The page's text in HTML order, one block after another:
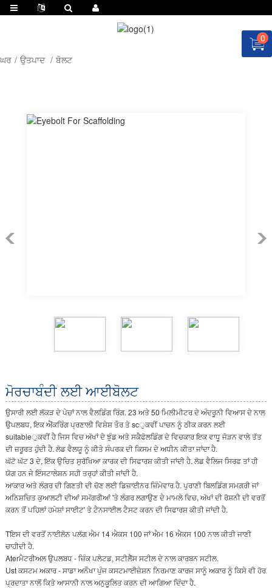
0
ਘਰ
ਉਤਪਾਦ ਬੋਲਟ
ਮੋਰਚਾਬੰਦੀ ਲਈ ਆਈਬੋਲਟ
ਉਸਾਰੀ ਲਈ ਲੱਕੜ ਦੇ ਪੇਚਾਂ ਨਾਲ ਵੈਲਡਿੰਗ ਰਿੰਗ. 23 ਅਤੇ 50 ਮਿਲੀਮੀਟਰ ਦੇ ਅੰਦਰੂਨੀ ਵਿਆਸ ਦੇ ਨਾਲ
ਉਪਲਬਧ, ਇਕ ਐਂਕਰਿੰਗ ਪ੍ਰਣਾਲੀ ਵਿਸ਼ੇਸ਼ ਤੌਰ ਤੇ scੁਕਵੀਂ ਪਾਚਨ ਨੂੰ ਠੀਕ ਕਰਨ ਲਈ
suitableੁਕਵੀਂ ਹੈ ਜਿਸ ਵਿਚ ਅੱਖਾਂ ਦੇ ਝੁੰਡ ਅਤੇ ਸਕੈਫੋਲਡਿੰਗ ਦੇ ਵਿਚਕਾਰ ਇਕ ਵਾਧੂ ਜੋੜਨ ਵਾਲੇ ਤੱਤ
ਦੀ ਜ਼ਰੂਰਤ ਹੁੰਦੀ ਹੈ. ਲੋਡ ਵੈਲਯੂ ਨੂੰ ਕੀਤੇ ਸੰਪਰਕ ਦੀ ਕਿਸਮ ਦੇ ਅਧੀਨ ਕੀਤਾ ਜਾਂਦਾ ਹੈ.
ਘੱਟੋ ਘੱਟ 3 ਦੇ, ਇੱਕ ਉਚਿਤ ਸੁਰੱਖਿਆ ਕਾਰਕ ਦੀ ਸਿਫਾਰਸ਼ ਕੀਤੀ ਜਾਂਦੀ ਹੈ. ਲੋਡ ਵੈਲਿਜ ਸਿਰਫ ਤਾਂ ਹੀ
ਯੋਗ ਹਨ ਜੇ ਇੰਸਟਾਲੇਸ਼ਨ ਸਹੀ ਤਰ੍ਹਾਂ ਕੀਤੀ ਜਾਂਦੀ ਹੈ.
ਆਕਾਰ ਅਤੇ ਲੰਗਰ ਦੀ ਗਿਣਤੀ ਦੀ ਚੋਣ ਲਈ ਡਿਜ਼ਾਈਨਰ ਜ਼ਿੰਮੇਵਾਰ ਹੈ. ਪੁਰਾਣੀ ਬਿਲਡਿੰਗ ਸਮਗਰੀ ਜਾਂ
ਅਨਿਸ਼ਚਿਤ ਕੁਆਲਟੀ ਦੀਆਂ ਸਮੱਗਰੀਆਂ 'ਤੇ ਲੰਗਰ ਲਗਾਉਣ ਦੇ ਮਾਮਲੇ ਵਿਚ, ਅੱਖਾਂ ਦੀ ਰੋਸ਼ਨੀ ਦੀ ਵਰਤੋਂ
ਕਰਨ ਤੋਂ ਪਹਿਲਾਂ ਹਮੇਸ਼ਾਂ ਸਾਈਟ' ਤੇ ਟੈਨਸਾਈਲ ਟੈਸਟ ਕਰਨ ਦੀ ਸਿਫਾਰਸ਼ ਕੀਤੀ ਜਾਂਦੀ ਹੈ.
Tਇਸ ਦੀ ਵਰਤੋਂ ਨਾਈਲੋਨ ਪਲੱਗ ਐਮ 14 ਐਕਸ 100 ਜਾਂ ਐਮ 16 ਐਕਸ 100 ਨਾਲ ਕੀਤੀ ਜਾਣੀ
ਚਾਹੀਦੀ ਹੈ.
Aterਮੈਟਰੀਅਲ ਉਪਲਬਧ - ਜ਼ਿੰਕ ਪਲੇਟਡ, ਸਟੀਲੈੱਸ ਸਟੀਲ ਦੇ ਨਾਲ ਕਾਰਬਨ ਸਟੀਲ.
Ust ਕਸਟਮ ਅਕਾਰ - ਸਾਡਾ ਅਨੌਖਾ ਪੁੰਜ ਕਸਟਮਾਈਜ਼ੇਸ਼ਨ ਨਿਰਮਾਣ ਕਾਰਜ ਸਾਨੂੰ ਅਕਾਰ ਨੂੰ ਕਿਸੇ ਵੀ ਹੋਰ
ਪ੍ਰਦਾਤਾ ਨਾਲੋਂ ਕਿਤੇ ਆਸਾਨੀ ਨਾਲ ਅਨੁਕੂਲਿਤ ਕਰਨ ਦੀ ਆਗਿਆ ਦਿੰਦਾ ਹੈ.